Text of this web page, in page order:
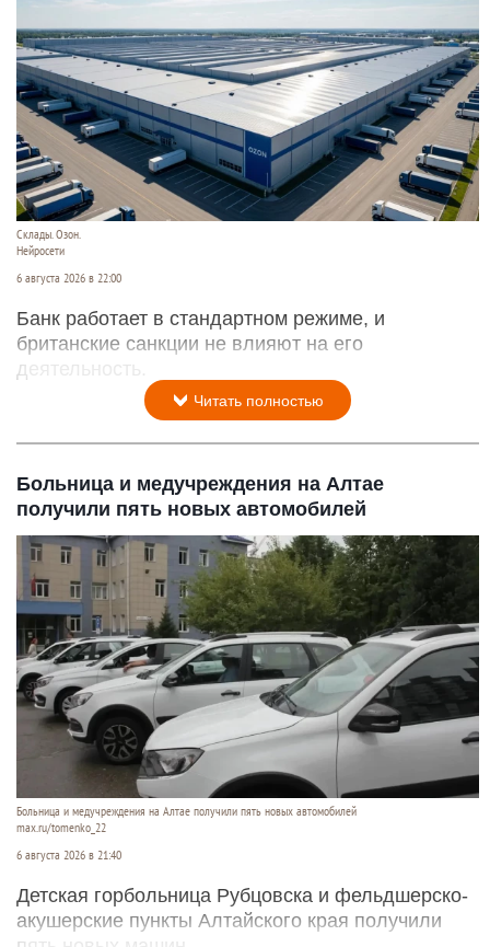
Склады. Озон.
Нейросети
6 августа 2026 в 22:00
Банк работает в стандартном режиме, и
британские санкции не влияют на его
деятельность.
Читать полностью
Больница и медучреждения на Алтае
получили пять новых автомобилей
Больница и медучреждения на Алтае получили пять новых автомобилей
max.ru/tomenko_22
6 августа 2026 в 21:40
Детская горбольница Рубцовска и фельдшерско-
акушерские пункты Алтайского края получили